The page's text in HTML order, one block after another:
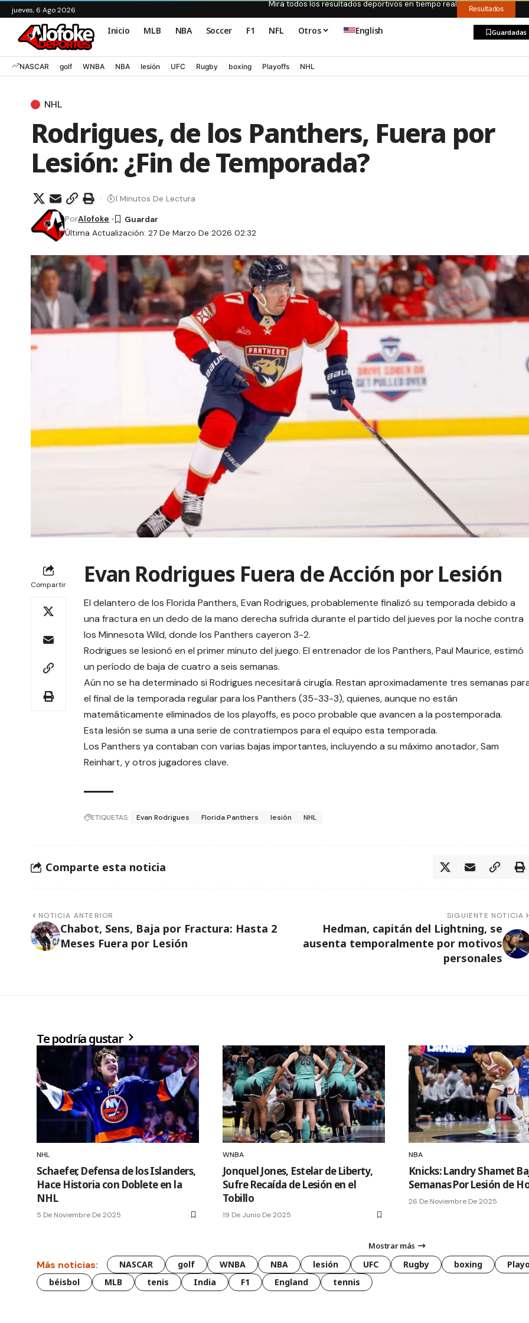
jueves, 6 Ago 2026
Mira todos los resultados deportivos en tiempo real Resultados
Inicio MLB NBA Soccer F1 NFL Otros English Guardadas
NASCAR golf WNBA NBA lesión UFC Rugby boxing Playoffs NHL
NHL
Rodrigues, de los Panthers, Fuera por
Lesión: ¿Fin de Temporada?
Última Actualización: 27 De Marzo De 2026 02:32
PorAlofoke
1 Minutos De Lectura
Compartir Evan Rodrigues Fuera de Acción por Lesión
El delantero de los Florida Panthers, Evan Rodrigues, probablemente finalizó su temporada debido a
una fractura en un dedo de la mano derecha sufrida durante el partido del jueves por la noche contra
los Minnesota Wild, donde los Panthers cayeron 3-2.
Rodrigues se lesionó en el primer minuto del juego. El entrenador de los Panthers, Paul Maurice, estimó
un período de baja de cuatro a seis semanas.
Aún no se ha determinado si Rodrigues necesitará cirugía. Restan aproximadamente tres semanas
el final de la temporada regular para los Panthers (35-33-3), quienes, aunque no están
matemáticamente eliminados de los playoffs, es poco probable que avancen a la postemporada.
Esta lesión se suma a una serie de contratiempos para el equipo esta temporada.
Los Panthers ya contaban con varias bajas importantes, incluyendo a su máximo anotador, Sam
Reinhart, y otros jugadores clave.
ETIQUETAS: Evan Rodrigues Florida Panthers lesión NHL
Comparte esta noticia
NOTICIA ANTERIOR
Chabot, Sens, Baja por Fractura: Hasta 2
Meses Fuera por Lesión
SIGUIENTE NOTICIA
Hedman, capitán del Lightning, se
ausenta temporalmente por motivos
personales
Te podría gustar
NHL
Schaefer, Defensa de los Islanders,
Hace Historia con Doblete en la
NHL
5 De Noviembre De 2025
WNBA
Jonquel Jones, Estelar de Liberty,
Sufre Recaída de Lesión en el
Tobillo
19 De Junio De 2025
NBA
Knicks: Landry Shamet
Semanas Por Lesión de
26 De Noviembre De 2025
Mostrar más
Más noticias: NASCAR golf WNBA NBA lesión UFC Rugby boxing
béisbol
MLB tenis India F1 England tennis